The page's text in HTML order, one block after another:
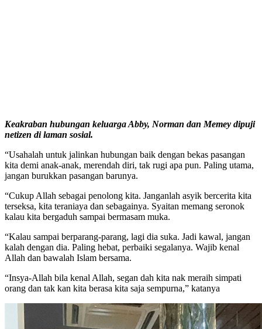
Keakraban hubungan keluarga Abby, Norman dan Memey dipuji
netizen di laman sosial.
“Usahalah untuk jalinkan hubungan baik dengan bekas pasangan
kita demi anak-anak, merendah diri, tak rugi apa pun. Paling utama,
jangan burukkan pasangan barunya.
“Cukup Allah sebagai penolong kita. Janganlah asyik bercerita kita
terseksa, kita teraniaya dan sebagainya. Syaitan memang seronok
kalau kita bergaduh sampai bermasam muka.
“Kalau sampai berparang-parang, lagi dia suka. Jadi kawal, jangan
kalah dengan dia. Paling hebat, perbaiki segalanya. Wajib kenal
Allah dan bawalah Islam bersama.
“Insya-Allah bila kenal Allah, segan dah kita nak meraih simpati
orang dan tak kan kita berasa kita saja sempurna,” katanya